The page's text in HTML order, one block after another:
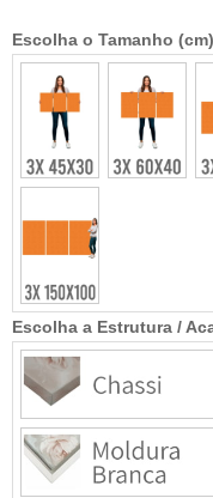
Escolha a Estrutura /
Escolha o Tamanho (cm)